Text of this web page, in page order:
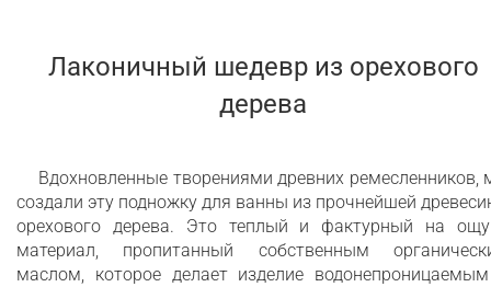
Лаконичный шедевр из орехового
дерева
Вдохновленные творениями древних ремесленников,
создали эту подножку для ванны из прочнейшей
орехового дерева. Это теплый и фактурный на
материал, пропитанный собственным
маслом, которое делает изделие